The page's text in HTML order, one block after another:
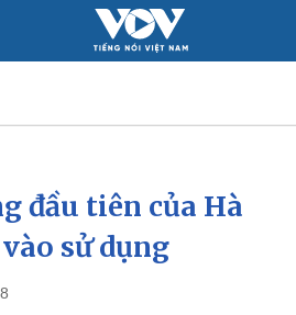
Xã hội
Dự báo thời tiết
đầu tiên của Hà
sử dụng